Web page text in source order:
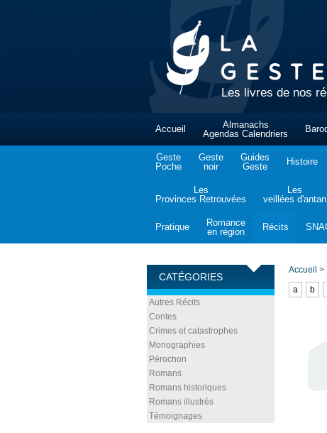
Les livres de nos
Accueil
Almanachs
Agendas Calendriers
Geste
Poche
Geste
noir
Guides
Geste
Histoire
Les
Provinces Retrouvées
Les
veillées d'antan
Pratique
Romance
en région
Récits
CATÉGORIES
Autres Récits
Contes
Crimes et catastrophes
Monographies
Pérochon
Romans
Romans historiques
Romans illustrés
Témoignages
Accueil >
a
b